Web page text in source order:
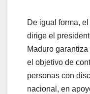
De igual forma,
dirige el
Maduro
el objetivo de
personas con
nacional, en